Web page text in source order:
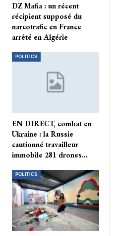
DZ Mafia : un récent
récipient supposé du
narcotrafic en France
arrêté en Algérie
POLITICS
EN DIRECT, combat en
Ukraine : la Russie
cautionné travailleur
immobile 281 drones…
POLITICS